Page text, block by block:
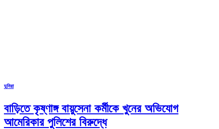
দুনিয়া
বাড়িতে কৃষ্ণাঙ্গ বায়ুসেনা কর্মীকে খুনের অভিযোগ
আমেরিকার পুলিশের বিরুদ্ধে